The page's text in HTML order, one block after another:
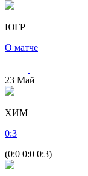
ЮГР
О матче
23 Май
ХИМ
0:3
(0:0 0:0 0:3)